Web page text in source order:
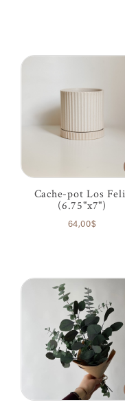
Cache-pot Los
(6.75"x7")
64,00$